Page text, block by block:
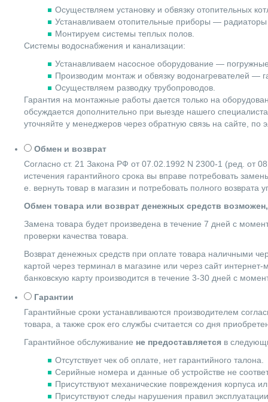
Осуществляем установку и обвязку отопительных
Устанавливаем отопительные приборы —
Монтируем системы теплых полов.
Системы водоснабжения и канализации:
Устанавливаем насосное оборудование —
Производим монтаж и обвязку водонагревателей —
Осуществляем разводку трубопроводов.
Гарантия на монтажные работы дается только на
обсуждается дополнительно при выезде нашего
уточняйте у менеджеров через обратную связь на сайте,
Обмен и возврат
Согласно ст. 21 Закона РФ от 07.02.1992 N 2300-1 (ред. от
истечения гарантийного срока вы вправе потребовать
е. вернуть товар в магазин и потребовать полного
Обмен товара или возврат денежных средств
Замена товара будет произведена в течение 7 дней с
проверки качества товара.
Возврат денежных средств при оплате товара наличными
картой через терминал в магазине или через сайт
банковскую карту производится в течение 3-30 дней с
Гарантии
Гарантийные сроки устанавливаются производителем
товара, а также срок его службы считается со дня
Гарантийное обслуживание не предоставляется в
Отсутствует чек об оплате, нет гарантийного талона.
Серийные номера и данные об устройстве не
Присутствуют механические повреждения корпуса
Присутствуют следы нарушения правил